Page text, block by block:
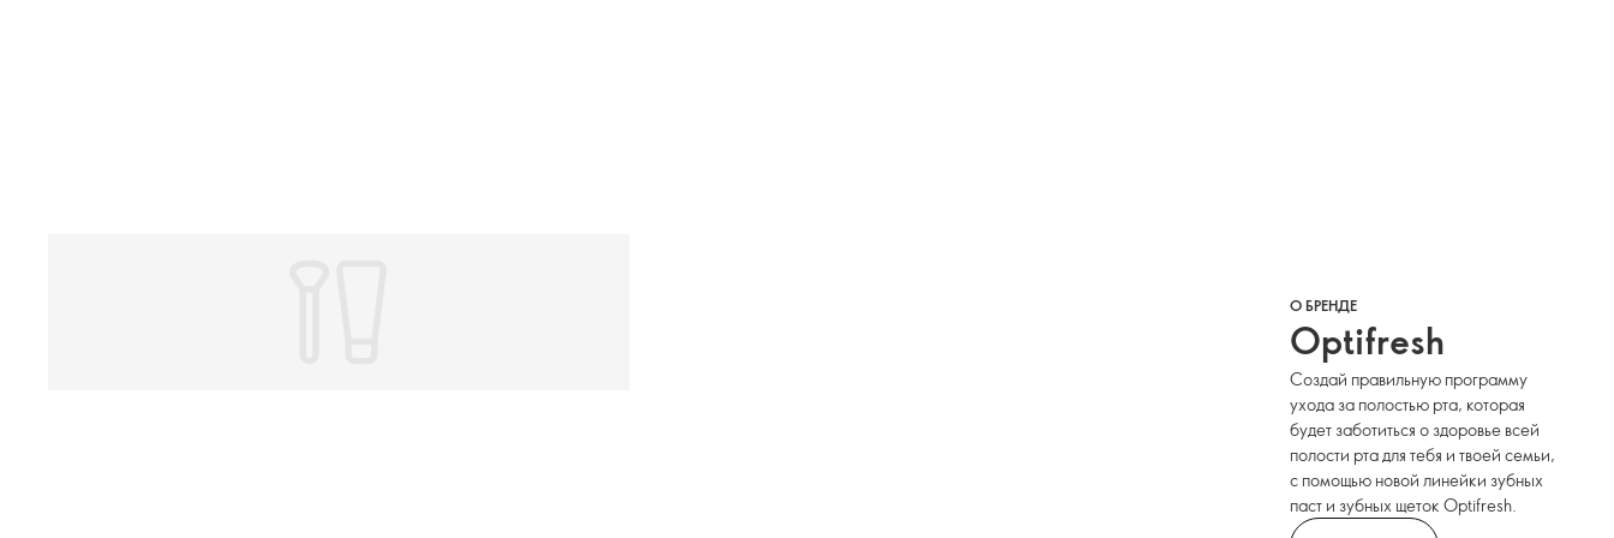
О БРЕНДЕ
Optifresh
Создай правильную программу
ухода за полостью рта, которая
будет заботиться о здоровье всей
полости рта для тебя и твоей семьи,
с помощью новой линейки зубных
паст и зубных щеток Optifresh.